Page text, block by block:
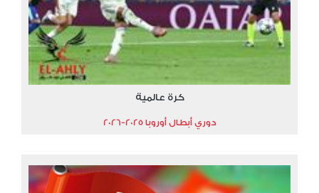
كرة عالمية
دوري أبطال أوروبا 2025-2026